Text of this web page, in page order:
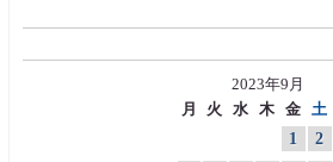
2023年9月
月
火 水 木 金 土
1 2